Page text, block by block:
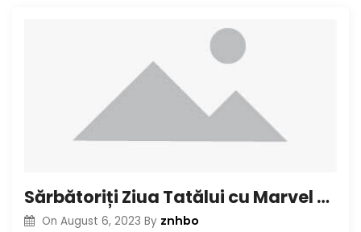
Sărbătoriți Ziua Tatălui cu Marvel Rising Alpha#1 în această duminică
On August 6, 2023 By znhbo